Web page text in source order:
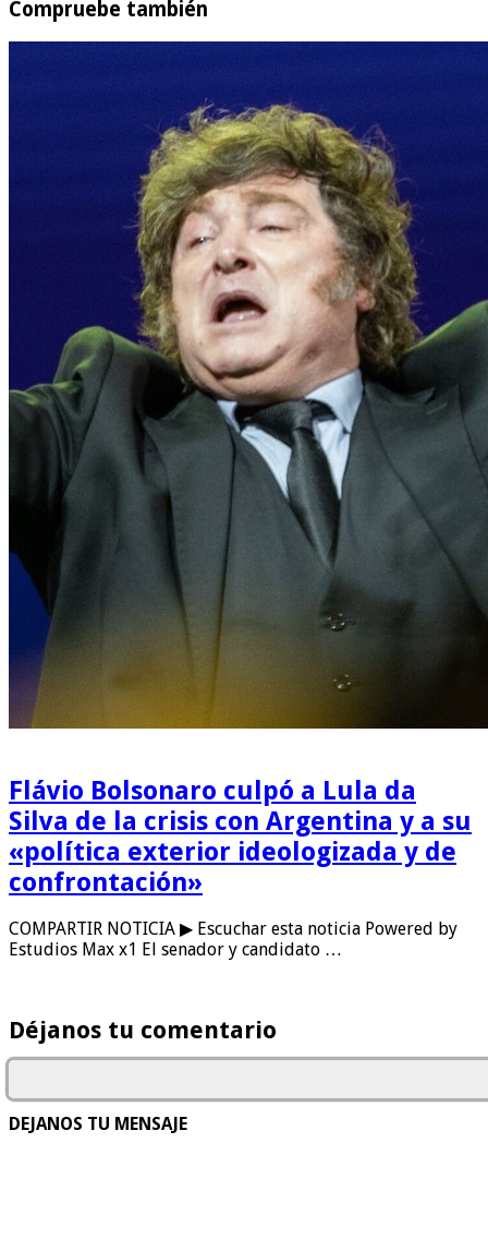
Compruebe también
Flávio Bolsonaro culpó a Lula da
Silva de la crisis con Argentina y a su
«política exterior ideologizada y de
confrontación»
COMPARTIR NOTICIA ▶ Escuchar esta noticia Powered by
Estudios Max x1 El senador y candidato …
Déjanos tu comentario
DEJANOS TU MENSAJE